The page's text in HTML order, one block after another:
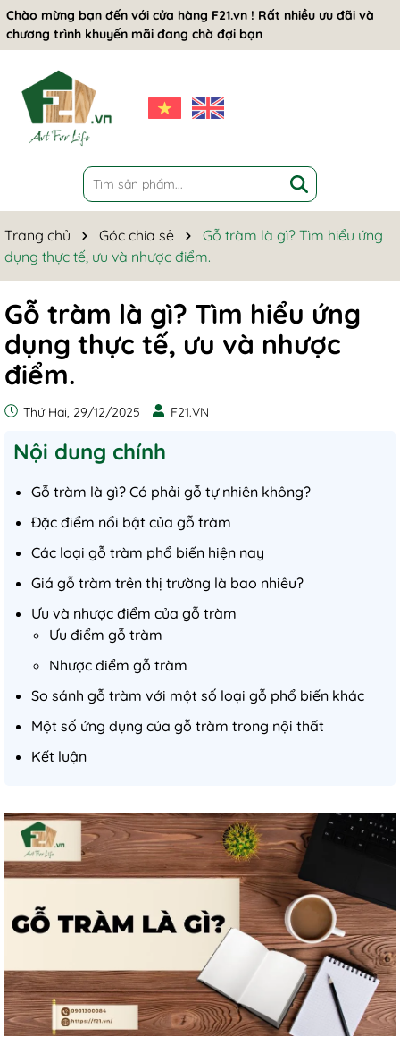
Chào mừng bạn đến với cửa hàng F21.vn ! Rất nhiều ưu đãi và
chương trình khuyến mãi đang chờ đợi bạn
Trang chủ Góc chia sẻ
Gỗ tràm là gì? Tìm hiểu ứng
dụng thực tế, ưu và nhược điểm.
Gỗ tràm là gì? Tìm hiểu ứng
dụng thực tế, ưu và nhược
điểm.
Thứ Hai, 29/12/2025 F21.VN
Nội dung chính
Gỗ tràm là gì? Có phải gỗ tự nhiên không?
Đặc điểm nổi bật của gỗ tràm
Các loại gỗ tràm phổ biến hiện nay
Giá gỗ tràm trên thị trường là bao nhiêu?
Ưu và nhược điểm của gỗ tràm
Ưu điểm gỗ tràm
Nhược điểm gỗ tràm
So sánh gỗ tràm với một số loại gỗ phổ biến khác
Một số ứng dụng của gỗ tràm trong nội thất
Kết luận